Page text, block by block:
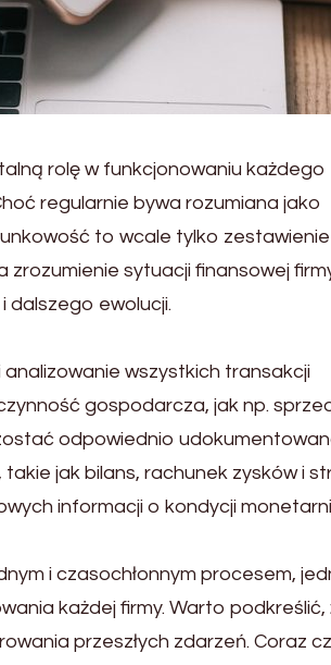
rolę w funkcjonowaniu każdego
regularnie bywa rozumiana jako
to wcale tylko zestawienie
zrozumienie sytuacji finansowej
dalszego ewolucji.
wszystkich transakcji
gospodarcza, jak np.
odpowiednio
jak bilans, rachunek zysków i
informacji o kondycji
i czasochłonnym procesem,
każdej firmy. Warto podkreślić,
przeszłych zdarzeń. Coraz